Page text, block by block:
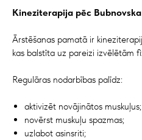
Kineziterapija pēc
Ārstēšanas pamatā ir
kas balstīta uz pareizi izvēlētām
Regulāras nodarbības palīdz:
aktivizēt novājinātos muskuļus;
novērst muskuļu spazmas;
uzlabot asinsriti;